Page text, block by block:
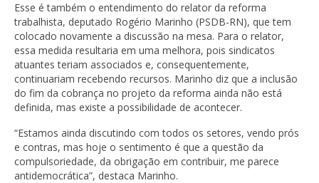
Esse é também o entendimento do relator da reforma
trabalhista, deputado Rogério Marinho (PSDB-RN), que tem
colocado novamente a discussão na mesa. Para o relator,
essa medida resultaria em uma melhora, pois sindicatos
atuantes teriam associados e, consequentemente,
continuariam recebendo recursos. Marinho diz que a inclusão
do fim da cobrança no projeto da reforma ainda não está
definida, mas existe a possibilidade de acontecer.
“Estamos ainda discutindo com todos os setores, vendo prós
e contras, mas hoje o sentimento é que a questão da
compulsoriedade, da obrigação em contribuir, me parece
antidemocrática”, destaca Marinho.